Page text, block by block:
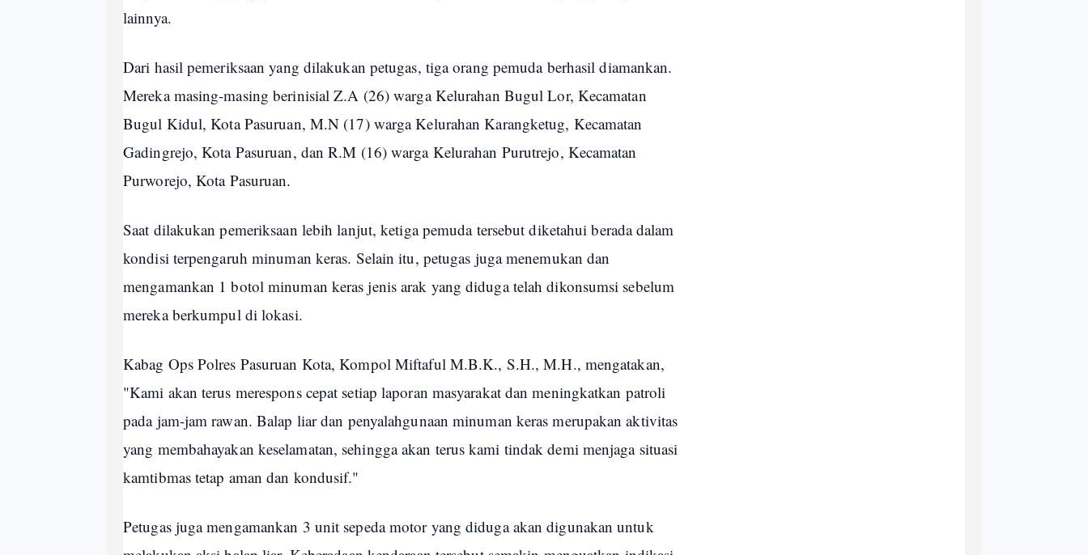
lainnya.
Dari hasil pemeriksaan yang dilakukan petugas, tiga orang pemuda berhasil diamankan.
Mereka masing-masing berinisial Z.A (26) warga Kelurahan Bugul Lor, Kecamatan
Bugul Kidul, Kota Pasuruan, M.N (17) warga Kelurahan Karangketug, Kecamatan
Gadingrejo, Kota Pasuruan, dan R.M (16) warga Kelurahan Purutrejo, Kecamatan
Purworejo, Kota Pasuruan.
Saat dilakukan pemeriksaan lebih lanjut, ketiga pemuda tersebut diketahui berada dalam
kondisi terpengaruh minuman keras. Selain itu, petugas juga menemukan dan
mengamankan 1 botol minuman keras jenis arak yang diduga telah dikonsumsi sebelum
mereka berkumpul di lokasi.
Kabag Ops Polres Pasuruan Kota, Kompol Miftaful M.B.K., S.H., M.H., mengatakan,
"Kami akan terus merespons cepat setiap laporan masyarakat dan meningkatkan patroli
pada jam-jam rawan. Balap liar dan penyalahgunaan minuman keras merupakan aktivitas
yang membahayakan keselamatan, sehingga akan terus kami tindak demi menjaga situasi
kamtibmas tetap aman dan kondusif."
Petugas juga mengamankan 3 unit sepeda motor yang diduga akan digunakan untuk